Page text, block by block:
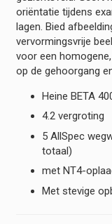
oriëntatie tijdens
lagen. Bied
vervormingsvrije
voor een
op de gehoorgang
Heine BETA
4.2 vergroting
5 AllSpec
totaal)
met NT4-
Met stevige